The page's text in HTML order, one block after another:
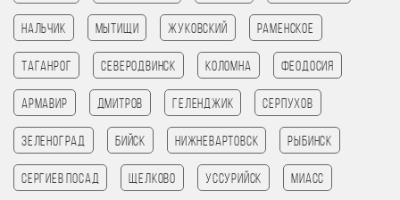
Нальчик Мытищи Жуковский Раменское
Таганрог Северодвинск Коломна Феодосия
Армавир Дмитров Геленджик Серпухов
Зеленоград Бийск Нижневартовск Рыбинск
Сергиев Посад Щелково Уссурийск Миасс